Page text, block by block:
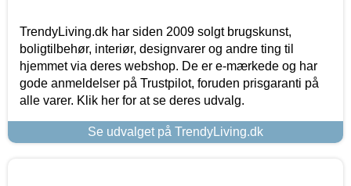
TrendyLiving.dk har siden 2009 solgt brugskunst,
boligtilbehør, interiør, designvarer og andre ting til
hjemmet via deres webshop. De er e-mærkede og har
gode anmeldelser på Trustpilot, foruden prisgaranti på
alle varer. Klik her for at se deres udvalg.
Se udvalget på TrendyLiving.dk